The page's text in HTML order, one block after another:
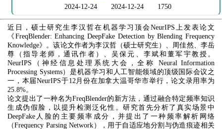
2024-12-24
2024-12-24 1750
近日，硕士研究生李汉哲在机器学习顶会NeurIPS上发表论文
《FreqBlender: Enhancing DeepFake Detection by Blending Frequency
Knowledge》。该论文作者为李汉哲（硕士研究生）、周佳然、李岳
尊（指导老师，通讯作者）、吴保元、李斌和董军宇教授。
NeurIPS（神经信息处理系统大会，全称 Neural Information
Processing Systems）是机器学习和人工智能领域的顶级国际会议之
一，本届NeurIPS于12月份在加拿大温哥华市举行，论文录用率为
25.8%。
论文提出了一种名为FreqBlender的新方法，通过融合特定频率知识
生成伪假脸，以提升检测泛化性。研究首先分析了真实场景中
DeepFake人脸的主要频率成分，并提出了一种频率解析网络
（Frequency Parsing Network），用于自适应地分割与伪造痕迹相关